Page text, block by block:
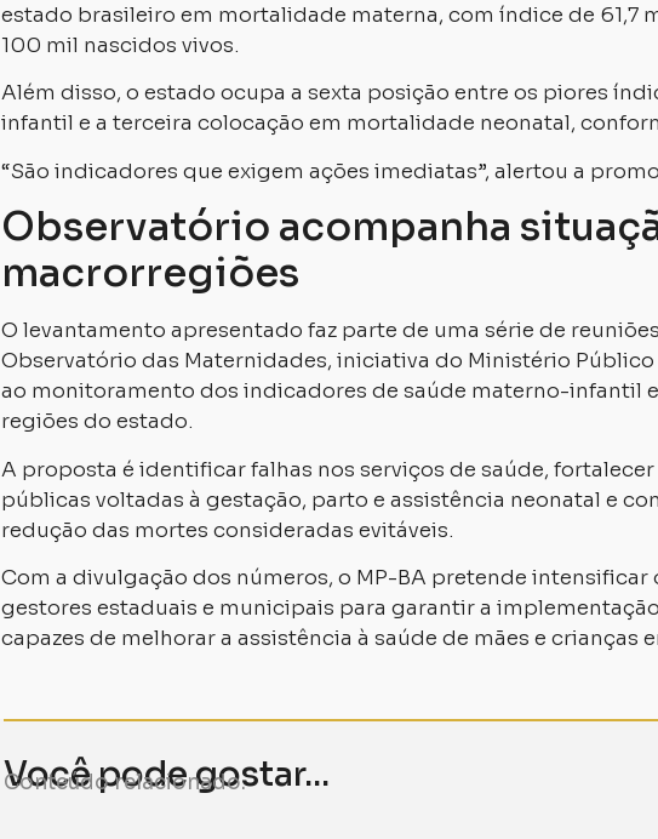
estado brasileiro em mortalidade materna, com índice de 61,7
100 mil nascidos vivos.
Além disso, o estado ocupa a sexta posição entre os piores
infantil e a terceira colocação em mortalidade neonatal,
“São indicadores que exigem ações imediatas”, alertou a
Observatório acompanha
macrorregiões
O levantamento apresentado faz parte de uma série de
Observatório das Maternidades, iniciativa do Ministério Público
ao monitoramento dos indicadores de saúde materno-infantil
regiões do estado.
A proposta é identificar falhas nos serviços de saúde,
públicas voltadas à gestação, parto e assistência neonatal e
redução das mortes consideradas evitáveis.
Com a divulgação dos números, o MP-BA pretende intensificar
gestores estaduais e municipais para garantir a
capazes de melhorar a assistência à saúde de mães e crianças
Você pode gostar...
Conteúdo relacionado.